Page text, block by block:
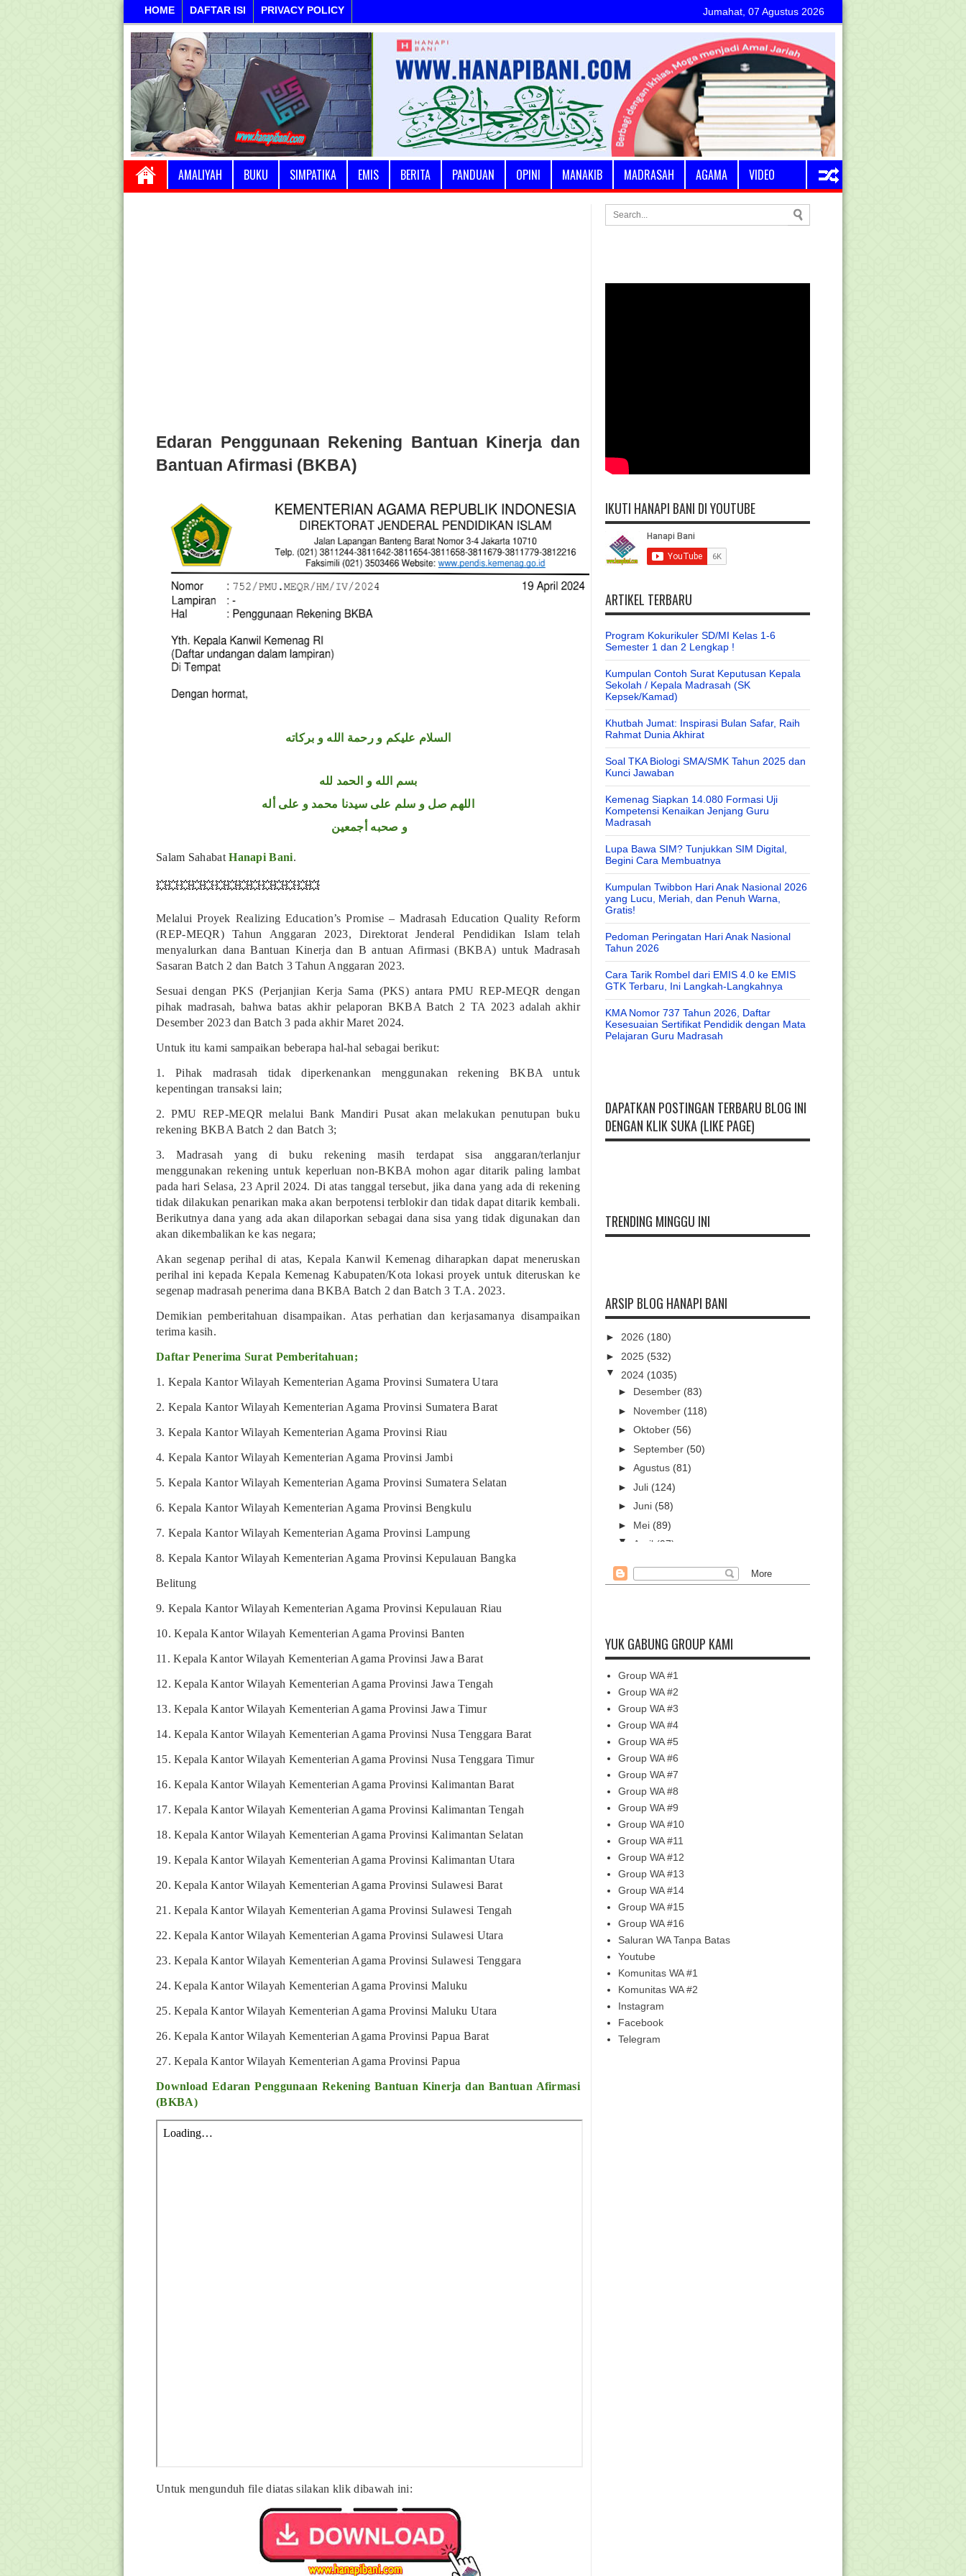
HOME DAFTAR ISI PRIVACY POLICY Jumahat, 07 Agustus 2026
AMALIYAH BUKU SIMPATIKA EMIS BERITA PANDUAN OPINI MANAKIB MADRASAH AGAMA VIDEO
Edaran Penggunaan Rekening Bantuan Kinerja dan
Bantuan Afirmasi (BKBA)
السلام عليكم و رحمة الله و بركاته
بسم الله و الحمد لله
اللهم صل و سلم على سيدنا محمد و على أله
و صحبه أجمعين
Salam SahabatHanapi Bani.
💥💥💥💥💥💥💥💥💥💥💥💥💥💥
Melalui Proyek Realizing Education’s Promise – Madrasah Education Quality Reform
(REP-MEQR) Tahun Anggaran 2023, Direktorat Jenderal Pendidikan Islam telah
menyalurkan dana Bantuan Kinerja dan B antuan Afirmasi (BKBA) untuk Madrasah
Sasaran Batch 2 dan Batch 3 Tahun Anggaran 2023.
Sesuai dengan PKS (Perjanjian Kerja Sama (PKS) antara PMU REP-MEQR dengan
pihak madrasah, bahwa batas akhir pelaporan BKBA Batch 2 TA 2023 adalah akhir
Desember 2023dan Batch 3 pada akhir Maret 2024.
Untuk itu kami sampaikan beberapa hal-hal sebagai berikut:
1. Pihak madrasah tidak diperkenankan menggunakan rekening BKBA untuk
kepentingan transaksi lain;
2. PMU REP-MEQR melalui Bank Mandiri Pusat akan melakukan penutupan buku
rekening BKBA Batch 2 dan Batch 3;
3. Madrasah yang di buku rekening masih terdapat sisa anggaran/terlanjur
menggunakanrekening untuk keperluan non-BKBA mohon agar ditarik paling lambat
pada hari Selasa, 23 April 2024. Di atas tanggal tersebut, jika dana yang ada di rekening
tidak dilakukan penarikan maka akan berpotensi terblokir dan tidak dapat ditarik kembali.
Berikutnya danayang ada akan dilaporkan sebagai dana sisa yang tidak digunakan dan
akan dikembalikanke kas negara;
Akan segenap perihal di atas, Kepala Kanwil Kemenag diharapkan dapat meneruskan
perihal ini kepada Kepala Kemenag Kabupaten/Kota lokasi proyek untuk diteruskan ke
segenapmadrasah penerima dana BKBA Batch 2 dan Batch 3 T.A. 2023.
Demikian pemberitahuan disampaikan. Atas perhatian dan kerjasamanya disampaikan
terimakasih.
Daftar Penerima Surat Pemberitahuan;
1. Kepala Kantor Wilayah Kementerian Agama Provinsi Sumatera Utara
2. Kepala Kantor Wilayah Kementerian Agama Provinsi Sumatera Barat
3. Kepala Kantor Wilayah Kementerian Agama Provinsi Riau
4. Kepala Kantor Wilayah Kementerian Agama Provinsi Jambi
5. Kepala Kantor Wilayah Kementerian Agama Provinsi Sumatera Selatan
6. Kepala Kantor Wilayah Kementerian Agama Provinsi Bengkulu
7. Kepala Kantor Wilayah Kementerian Agama Provinsi Lampung
8. Kepala Kantor Wilayah Kementerian Agama Provinsi Kepulauan Bangka
Belitung
9. Kepala Kantor Wilayah Kementerian Agama Provinsi Kepulauan Riau
10. Kepala Kantor Wilayah Kementerian Agama Provinsi Banten
11. Kepala Kantor Wilayah Kementerian Agama Provinsi Jawa Barat
12. Kepala Kantor Wilayah Kementerian Agama Provinsi Jawa Tengah
13. Kepala Kantor Wilayah Kementerian Agama Provinsi Jawa Timur
14. Kepala Kantor Wilayah Kementerian Agama Provinsi Nusa Tenggara Barat
15. Kepala Kantor Wilayah Kementerian Agama Provinsi Nusa Tenggara Timur
16. Kepala Kantor Wilayah Kementerian Agama Provinsi Kalimantan Barat
17. Kepala Kantor Wilayah Kementerian Agama Provinsi Kalimantan Tengah
18. Kepala Kantor Wilayah Kementerian Agama Provinsi Kalimantan Selatan
19. Kepala Kantor Wilayah Kementerian Agama Provinsi Kalimantan Utara
20. Kepala Kantor Wilayah Kementerian Agama Provinsi Sulawesi Barat
21. Kepala Kantor Wilayah Kementerian Agama Provinsi Sulawesi Tengah
22. Kepala Kantor Wilayah Kementerian Agama Provinsi Sulawesi Utara
23. Kepala Kantor Wilayah Kementerian Agama Provinsi Sulawesi Tenggara
24. Kepala Kantor Wilayah Kementerian Agama Provinsi Maluku
25. Kepala Kantor Wilayah Kementerian Agama Provinsi Maluku Utara
26. Kepala Kantor Wilayah Kementerian Agama Provinsi Papua Barat
27. Kepala Kantor Wilayah Kementerian Agama Provinsi Papua
Download Edaran Penggunaan Rekening Bantuan Kinerja dan Bantuan Afirmasi
(BKBA)
Untuk mengunduh file diatas silakan klik dibawah ini:
IKUTI HANAPI BANI DI YOUTUBE
ARTIKEL TERBARU
Program Kokurikuler SD/MI Kelas 1-6
Semester 1 dan 2 Lengkap !
Kumpulan Contoh Surat Keputusan Kepala
Sekolah / Kepala Madrasah (SK
Kepsek/Kamad)
Khutbah Jumat: Inspirasi Bulan Safar, Raih
Rahmat Dunia Akhirat
Soal TKA Biologi SMA/SMK Tahun 2025 dan
Kunci Jawaban
Kemenag Siapkan 14.080 Formasi Uji
Kompetensi Kenaikan Jenjang Guru
Madrasah
Lupa Bawa SIM? Tunjukkan SIM Digital,
Begini Cara Membuatnya
Kumpulan Twibbon Hari Anak Nasional 2026
yang Lucu, Meriah, dan Penuh Warna,
Gratis!
Pedoman Peringatan Hari Anak Nasional
Tahun 2026
Cara Tarik Rombel dari EMIS 4.0 ke EMIS
GTK Terbaru, Ini Langkah-Langkahnya
KMA Nomor 737 Tahun 2026, Daftar
Kesesuaian Sertifikat Pendidik dengan Mata
Pelajaran Guru Madrasah
DAPATKAN POSTINGAN TERBARU BLOG INI
DENGAN KLIK SUKA (LIKE PAGE)
TRENDING MINGGU INI
ARSIP BLOG HANAPI BANI
► 2026 (180)
► 2025 (532)
▼ 2024 (1035)
► Desember (83)
► November (118)
► Oktober (56)
► September (50)
► Agustus (81)
► Juli (124)
► Juni (58)
► Mei (89)
▼
April (97)
Siswa MTsN 1 Pati Raih Medali Emas
dan Perak Olimp...
Juknis Penulisan Blangko Ijazah
Madrasah Tahun Pel...
Kumpulan Kunci Jawaban Pelatihan Di
Pintar Kemena...
Link Delapan Pelatihan Di Pintar
Kemenag Periode D...
Kunci Jawaban - 3.7 Hisab Awal Waktu
Sholat - Bagi...
Kemenag Persiapkan KSM Nasional
2024: Kompetisi Sa...
Juknis / Tata Cara Pelaksanaan
Verifikasi Dan Vali...
Kemenag Segera Launching Aplikasi
AKG pada Juni Me...
Kemenag dan Kominfo Siapkan
Program Guru Cakap Dig...
Kunci Jawaban - 3.5 Pengelolaan
Literasi dan Dokum...
Kunci Jawaban - 3.4 Pendayagunaan
Ekonomi dan SDM ...
Kunci Jawaban - 3.2 Manajemen
Kunci Jawaban - 3.1 Sejarah Rumah
Ibadah - Pelatih...
YUK GABUNG GROUP KAMI
Group WA #1
Group WA #2
Group WA #3
Group WA #4
Group WA #5
Group WA #6
Group WA #7
Group WA #8
Group WA #9
Group WA #10
Group WA #11
Group WA #12
Group WA #13
Group WA #14
Group WA #15
Group WA #16
Saluran WA Tanpa Batas
Youtube
Komunitas WA #1
Komunitas WA #2
Instagram
Facebook
Telegram